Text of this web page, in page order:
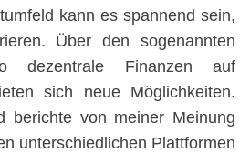
kann es spannend sein,
Über den sogenannten
dezentrale Finanzen auf
sich neue Möglichkeiten.
berichte von meiner Meinung
unterschiedlichen Plattformen